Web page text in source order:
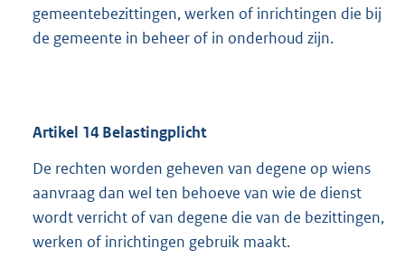
gemeentebezittingen, werken of inrichtingen die bij
de gemeente in beheer of in onderhoud zijn.
Artikel 14 Belastingplicht
De rechten worden geheven van degene op wiens
aanvraag dan wel ten behoeve van wie de dienst
wordt verricht of van degene die van de bezittingen,
werken of inrichtingen gebruik maakt.